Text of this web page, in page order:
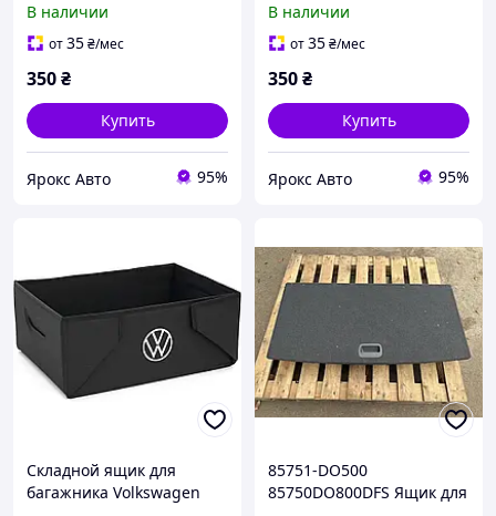
Transporter
T5,Multivan(2003-2015)
В наличии
от35₴/мес
350₴
Купить
Ярокс Авто 95%
2013) 000080498
В наличии
от35₴/мес
350₴
Купить
Ярокс Авто 95%
Складной ящик для
багажника Volkswagen
85751-DO500
85750DO800DFS Ящик для